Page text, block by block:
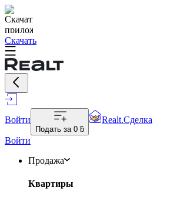
Скачать
Войти
Подать за 0 ƃ
Realt.Сделка
Войти
Продажа
Квартиры